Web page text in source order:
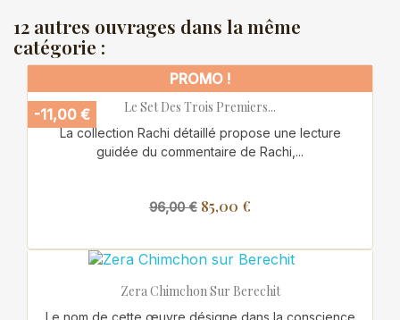
12 autres ouvrages dans la même
catégorie :
Le Set Des Trois Premiers...
La collection Rachi détaillé propose une lecture
guidée du commentaire de Rachi,...
96,00 € 85,00 €
PROMO !
-11,00 €
Zera Chimchon Sur Berechit
Le nom de cette œuvre désigne dans la conscience